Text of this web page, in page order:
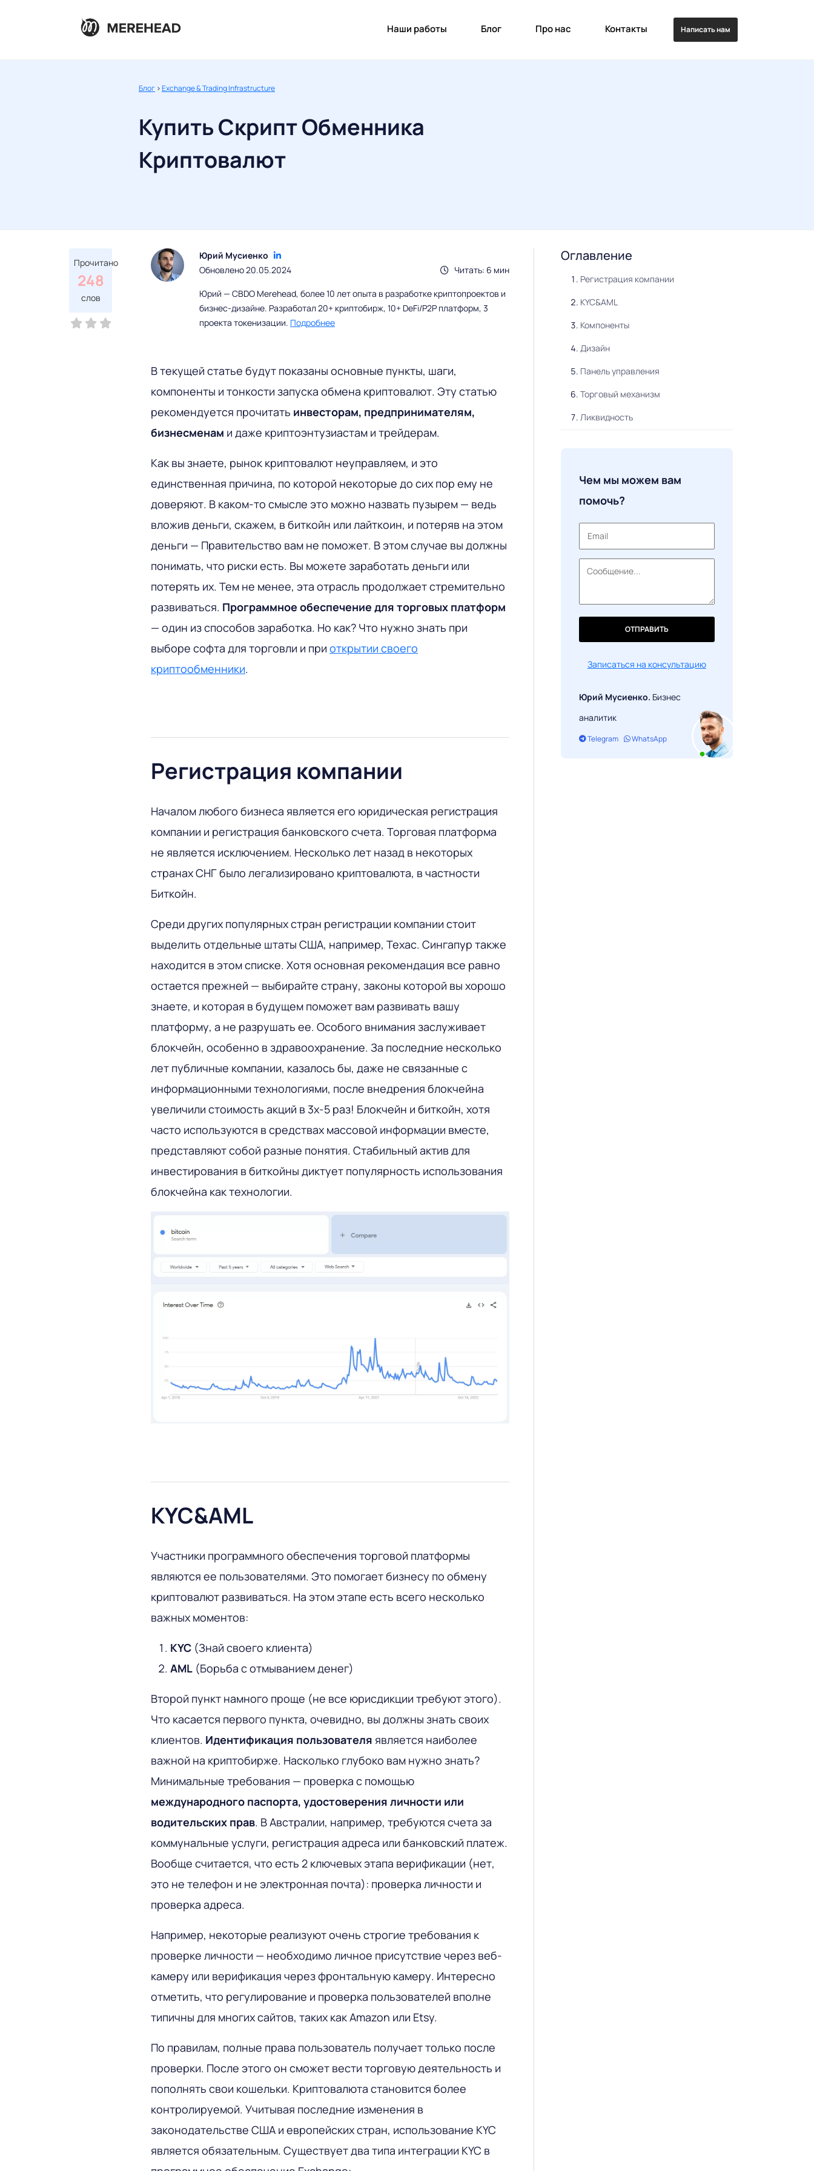
Наши работы Блог Про нас Контакты Написать нам
Блог >Exchange & Trading Infrastructure
Купить Скрипт Обменника
Криптовалют
Прочитано
248
слов
Юрий Мусиенко
Читать: 6 мин
Обновлено 20.05.2024
Юрий — CBDO Merehead, более 10 лет опыта в разработке криптопроектов и
бизнес-дизайне. Разработал 20+ криптобирж, 10+ DeFi/P2P платформ, 3
проекта токенизации. Подробнее
В текущей статье будут показаны основные пункты, шаги,
компоненты и тонкости запуска обмена криптовалют. Эту статью
рекомендуется прочитать инвесторам, предпринимателям,
бизнесменам и даже криптоэнтузиастам и трейдерам.
Как вы знаете, рынок криптовалют неуправляем, и это
единственная причина, по которой некоторые до сих пор ему не
доверяют. В каком-то смысле это можно назвать пузырем — ведь
вложив деньги, скажем, в биткойн или лайткоин, и потеряв на этом
деньги — Правительство вам не поможет. В этом случае вы должны
понимать, что риски есть. Вы можете заработать деньги или
потерять их. Тем не менее, эта отрасль продолжает стремительно
развиваться. Программное обеспечение для торговых платформ
— один из способов заработка. Но как? Что нужно знать при
выборе софта для торговли и при открытии своего
криптообменники.
Регистрация компании
Началом любого бизнеса является его юридическая регистрация
компании и регистрация банковского счета. Торговая платформа
не является исключением. Несколько лет назад в некоторых
странах СНГ было легализировано криптовалюта, в частности
Биткойн.
Среди других популярных стран регистрации компании стоит
выделить отдельные штаты США, например, Техас. Сингапур также
находится в этом списке. Хотя основная рекомендация все равно
остается прежней — выбирайте страну, законы которой вы хорошо
знаете, и которая в будущем поможет вам развивать вашу
платформу, а не разрушать ее. Особого внимания заслуживает
блокчейн, особенно в здравоохранение. За последние несколько
лет публичные компании, казалось бы, даже не связанные с
информационными технологиями, после внедрения блокчейна
увеличили стоимость акций в 3х-5 раз! Блокчейн и биткойн, хотя
часто используются в средствах массовой информации вместе,
представляют собой разные понятия. Стабильный актив для
инвестирования в биткойны диктует популярность использования
блокчейна как технологии.
KYC&AML
Участники программного обеспечения торговой платформы
являются ее пользователями. Это помогает бизнесу по обмену
криптовалют развиваться. На этом этапе есть всего несколько
важных моментов:
KYC (Знай своего клиента)
AML (Борьба с отмыванием денег)
Второй пункт намного проще (не все юрисдикции требуют этого).
Что касается первого пункта, очевидно, вы должны знать своих
клиентов. Идентификация пользователя является наиболее
важной на криптобирже. Насколько глубоко вам нужно знать?
Минимальные требования — проверка с помощью
международного паспорта, удостоверения личности или
водительских прав. В Австралии, например, требуются счета за
коммунальные услуги, регистрация адреса или банковский платеж.
Вообще считается, что есть 2 ключевых этапа верификации (нет,
это не телефон и не электронная почта): проверка личности и
проверка адреса.
Например, некоторые реализуют очень строгие требования к
проверке личности — необходимо личное присутствие через веб-
камеру или верификация через фронтальную камеру. Интересно
отметить, что регулирование и проверка пользователей вполне
типичны для многих сайтов, таких как Amazon или Etsy.
По правилам, полные права пользователь получает только после
проверки. После этого он сможет вести торговую деятельность и
пополнять свои кошельки. Криптовалюта становится более
контролируемой. Учитывая последние изменения в
законодательстве США и европейских стран, использование KYC
является обязательным. Существует два типа интеграции KYC в
Оглавление
Регистрация компании
KYC&AML
Компоненты
Дизайн
Панель управления
Торговый механизм
Ликвидность
Цена скрипта
Чем мы можем вам
помочь?
ОТПРАВИТЬ
Записаться на консультацию
Юрий Мусиенко. Бизнес
аналитик
Telegram WhatsApp